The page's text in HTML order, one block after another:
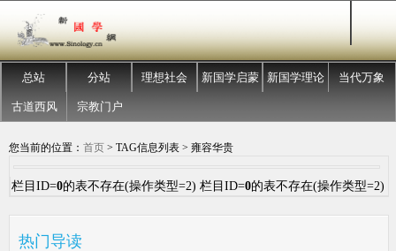
总站 分站 理想社会 新国学启蒙 新国学理论 当代万象
古道西风 宗教门户
您当前的位置： 首页 > TAG信息列表 > 雍容华贵
栏目ID=0的表不存在(操作类型=2) 栏目ID=0的表不存在(操作类型=2)
热门导读